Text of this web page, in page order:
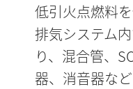
低引火点燃料
排気システム
り、混合管、
器、消音器な